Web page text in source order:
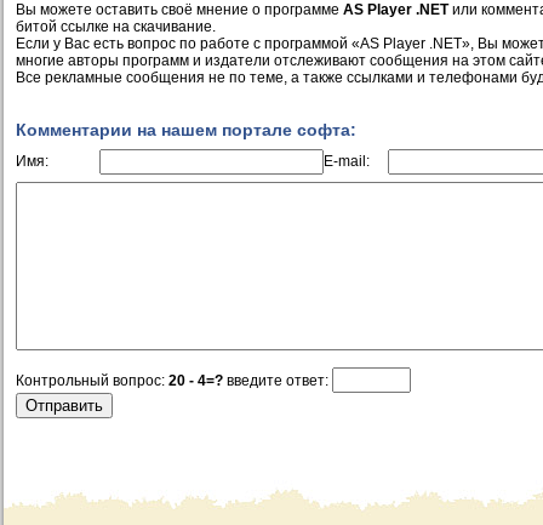
Вы можете оставить своё мнение о программе AS Player .NETили
битой ссылке на скачивание.
Если у Вас есть вопрос по работе с программой «AS Player .NET», Вы
многие авторы программ и издатели отслеживают сообщения на этом
Все рекламные сообщения не по теме, а также ссылками и телефонами
Комментарии на нашем портале софта:
Имя: E-mail:
Контрольный вопрос: 20 - 4=? введите ответ: